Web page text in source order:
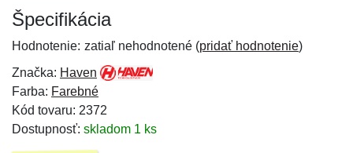
Špecifikácia
Hodnotenie: zatiaľ nehodnotené (pridať hodnotenie)
Značka: Haven
Farba: Farebné
Kód tovaru: 2372
Dostupnosť: skladom 1 ks